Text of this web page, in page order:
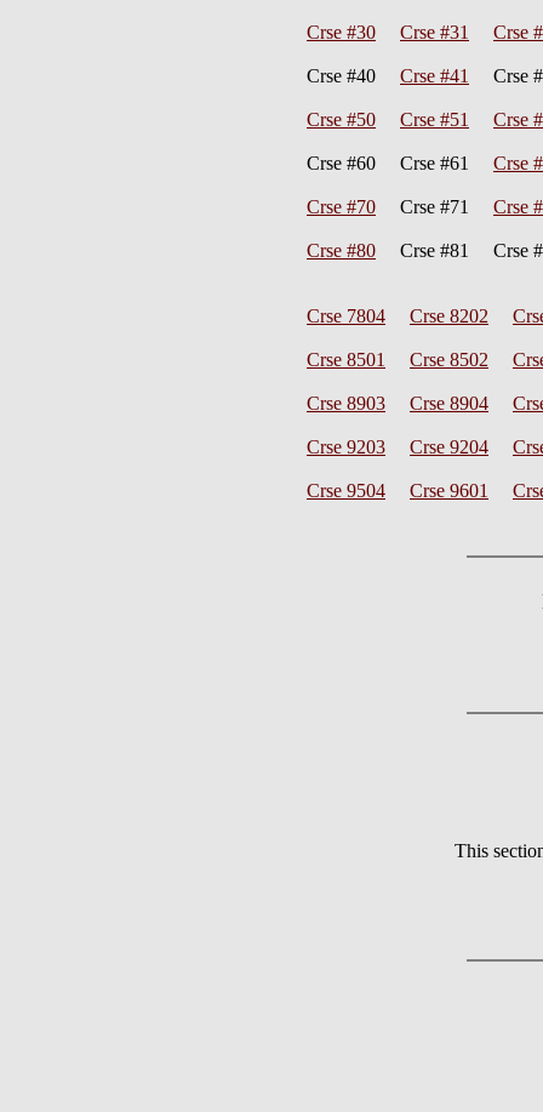
Crse #30 Crse #31 Crse
Crse #40 Crse #41 Crse
Crse #50 Crse #51 Crse
Crse #60 Crse #61 Crse
Crse #70 Crse #71 Crse
Crse #80 Crse #81 Crse
Crse 7804 Crse 8202
Crse 8501 Crse 8502
Crse 8903 Crse 8904
Crse 9203 Crse 9204
Crse 9504 Crse 9601
This